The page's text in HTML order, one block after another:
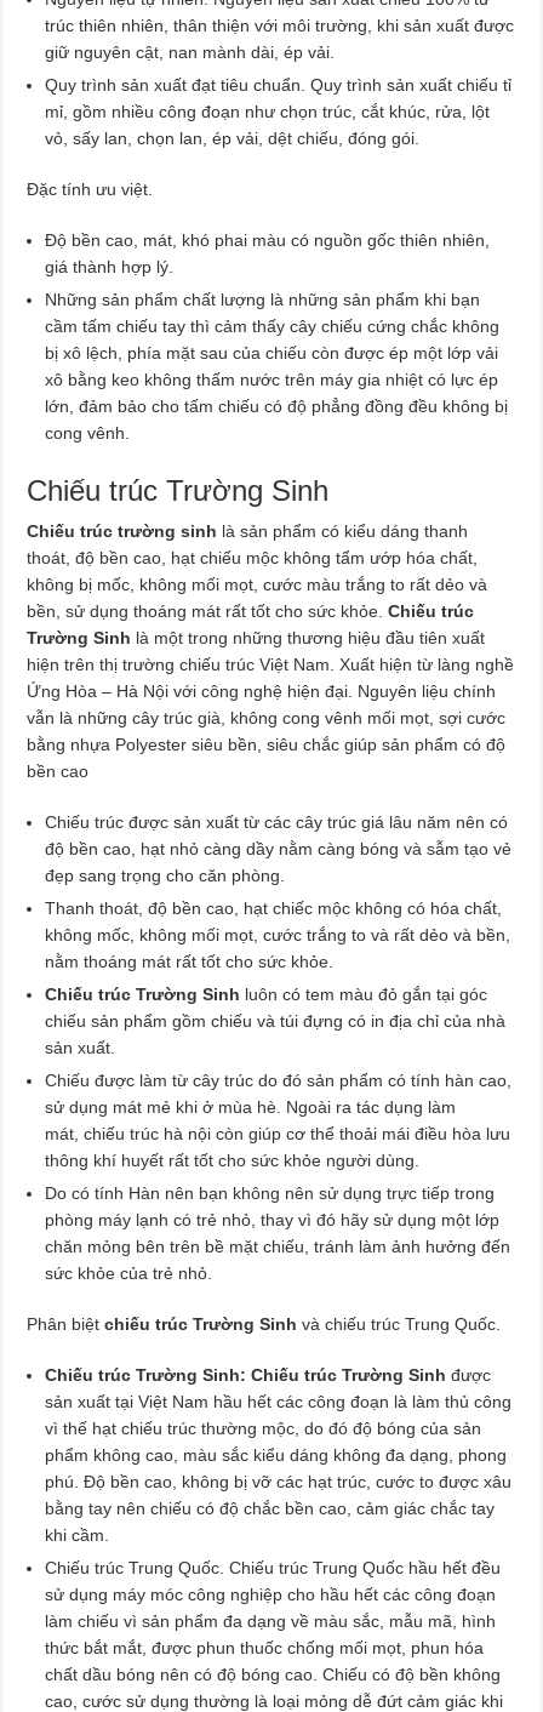
trúc thiên nhiên, thân thiện với môi trường, khi sản xuất được
giữ nguyên cật, nan mành dài, ép vải.
Quy trình sản xuất đạt tiêu chuẩn. Quy trình sản xuất chiếu tỉ
mỉ, gồm nhiều công đoạn như chọn trúc, cắt khúc, rửa, lột
vỏ, sấy lan, chọn lan, ép vải, dệt chiếu, đóng gói.
Đặc tính ưu việt.
Độ bền cao, mát, khó phai màu có nguồn gốc thiên nhiên,
giá thành hợp lý.
Những sản phẩm chất lượng là những sản phẩm khi bạn
cầm tấm chiếu tay thì cảm thấy cây chiếu cứng chắc không
bị xô lệch, phía mặt sau của chiếu còn được ép một lớp vải
xô bằng keo không thấm nước trên máy gia nhiệt có lực ép
lớn, đảm bảo cho tấm chiếu có độ phẳng đồng đều không bị
cong vênh.
Chiếu trúc Trường Sinh
Chiếu trúc trường sinh là sản phẩm có kiểu dáng thanh
thoát, độ bền cao, hạt chiếu mộc không tẩm ướp hóa chất,
không bị mốc, không mối mọt, cước màu trắng to rất dẻo và
bền, sử dụng thoáng mát rất tốt cho sức khỏe. Chiếu trúc
Trường Sinh là một trong những thương hiệu đầu tiên xuất
hiện trên thị trường chiếu trúc Việt Nam. Xuất hiện từ làng nghề
Ứng Hòa – Hà Nội với công nghệ hiện đại. Nguyên liệu chính
vẫn là những cây trúc già, không cong vênh mối mọt, sợi cước
bằng nhựa Polyester siêu bền, siêu chắc giúp sản phẩm có độ
bền cao
Chiếu trúc được sản xuất từ các cây trúc giá lâu năm nên có
độ bền cao, hạt nhỏ càng dầy nằm càng bóng và sẫm tạo vẻ
đẹp sang trọng cho căn phòng.
Thanh thoát, độ bền cao, hạt chiếc mộc không có hóa chất,
không mốc, không mối mọt, cước trắng to và rất dẻo và bền,
nằm thoáng mát rất tốt cho sức khỏe.
Chiếu trúc Trường Sinh luôn có tem màu đỏ gắn tại góc
chiếu sản phẩm gồm chiếu và túi đựng có in địa chỉ của nhà
sản xuất.
Chiếu được làm từ cây trúc do đó sản phẩm có tính hàn cao,
sử dụng mát mẻ khi ở mùa hè. Ngoài ra tác dụng làm
mát, chiếu trúc hà nội còn giúp cơ thể thoải mái điều hòa lưu
thông khí huyết rất tốt cho sức khỏe người dùng.
Do có tính Hàn nên bạn không nên sử dụng trực tiếp trong
phòng máy lạnh có trẻ nhỏ, thay vì đó hãy sử dụng một lớp
chăn mỏng bên trên bề mặt chiếu, tránh làm ảnh hưởng đến
sức khỏe của trẻ nhỏ.
Phân biệtchiếu trúc Trường Sinhvà chiếu trúc Trung Quốc.
Chiếu trúc Trường Sinh: Chiếu trúc Trường Sinh được
sản xuất tại Việt Nam hầu hết các công đoạn là làm thủ công
vì thế hạt chiếu trúc thường mộc, do đó độ bóng của sản
phẩm không cao, màu sắc kiểu dáng không đa dạng, phong
phú. Độ bền cao, không bị vỡ các hạt trúc, cước to được xâu
bằng tay nên chiếu có độ chắc bền cao, cảm giác chắc tay
khi cầm.
Chiếu trúc Trung Quốc. Chiếu trúc Trung Quốc hầu hết đều
sử dụng máy móc công nghiệp cho hầu hết các công đoạn
làm chiếu vì sản phẩm đa dạng về màu sắc, mẫu mã, hình
thức bắt mắt, được phun thuốc chống mối mọt, phun hóa
chất dầu bóng nên có độ bóng cao. Chiếu có độ bền không
cao, cước sử dụng thường là loại mỏng dễ đứt cảm giác khi